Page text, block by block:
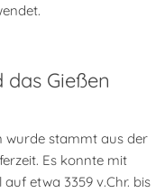
Gießen
wurde stammt aus der
Es konnte mit
etwa 3359 v.Chr. bis